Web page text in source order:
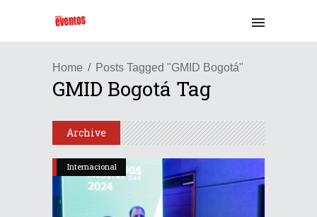
Home Posts Tagged "GMID Bogotá"
GMID Bogotá Tag
Archive
Internacional